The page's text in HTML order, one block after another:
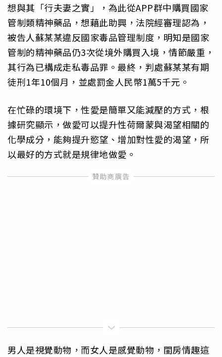
想與其「行夫妻之實」，為此從APP群中購買國家
管制類精神藥品，想藉此助興，法院經審理認為，
被告人蘇某某違反國家毒品管理制度，明知是國家
管制的精神藥品仍3次從境外購買入境，情節嚴重，
其行為已構成走私毒品罪。最終，判處蘇某某有期
徒刑1年10個月，並處罰金人民幣1萬5千元。
在忙碌的環境下，性愛是簡單又能減壓的方式，根
據研究顯示，做愛可以提升性荷爾蒙與渴望相關的
化學成分，能夠提升慾望、增加對性愛的渴望，所
以最好的方式就是規律地做愛。
男人是視覺動物，而女人是感覺動物，閨房情趣這